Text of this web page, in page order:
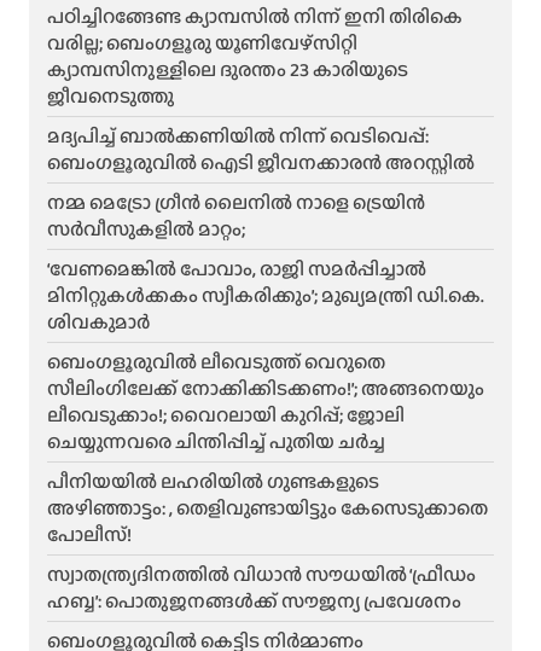
പഠിച്ചിറങ്ങേണ്ട ക്യാമ്പസിൽ നിന്ന് ഇനി തിരികെ
വരില്ല; ബെംഗളൂരു യൂണിവേഴ്സിറ്റി
ക്യാമ്പസിനുള്ളിലെ ദുരന്തം 23 കാരിയുടെ
ജീവനെടുത്തു
മദ്യപിച്ച് ബാൽക്കണിയിൽ നിന്ന് വെടിവെപ്പ്:
ബെംഗളൂരുവിൽ ഐടി ജീവനക്കാരൻ അറസ്റ്റിൽ
നമ്മ മെട്രോ ഗ്രീൻ ലൈനിൽ നാളെ ട്രെയിൻ
സർവീസുകളിൽ മാറ്റം;
‘വേണമെങ്കിൽ പോവാം, രാജി സമർപ്പിച്ചാൽ
മിനിറ്റുകൾക്കകം സ്വീകരിക്കും’; മുഖ്യമന്ത്രി ഡി.കെ.
ശിവകുമാർ
ബെം​ഗളൂരുവിൽ ലീവെടുത്ത് വെറുതെ
സീലിംഗിലേക്ക് നോക്കിക്കിടക്കണം!’; അങ്ങനെയും
ലീവെടുക്കാം!; വൈറലായി കുറിപ്പ്; ജോലി
ചെയ്യുന്നവരെ ചിന്തിപ്പിച്ച് പുതിയ ചർച്ച
പീനിയയിൽ ലഹരിയിൽ ഗുണ്ടകളുടെ
അഴിഞ്ഞാട്ടം: , തെളിവുണ്ടായിട്ടും കേസെടുക്കാതെ
പോലീസ്!
സ്വാതന്ത്ര്യദിനത്തിൽ വിധാൻ സൗധയിൽ ‘ഫ്രീഡം
ഹബ്ബ’: പൊതുജനങ്ങൾക്ക് സൗജന്യ പ്രവേശനം
ബെംഗളൂരുവിൽ കെട്ടിട നിർമ്മാണം